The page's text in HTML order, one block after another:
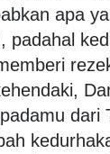
apa
padahal
dari